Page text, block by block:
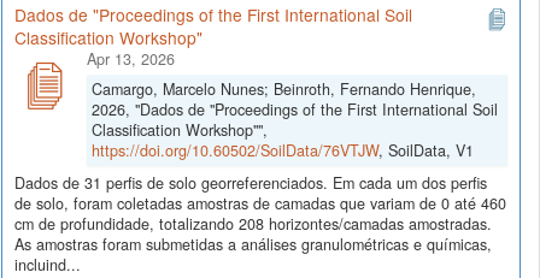
Dados de "Proceedings of the First International Soil
Classification Workshop"
Apr 13, 2026
Camargo, Marcelo Nunes; Beinroth, Fernando Henrique,
2026, "Dados de "Proceedings of the First International Soil
Classification Workshop"",
https://doi.org/10.60502/SoilData/76VTJW, SoilData, V1
Dados de 31 perfis de solo georreferenciados. Em cada um dos perfis
de solo, foram coletadas amostras de camadas que variam de 0 até 460
cm de profundidade, totalizando 208 horizontes/camadas amostradas.
As amostras foram submetidas a análises granulométricas e químicas,
incluind...